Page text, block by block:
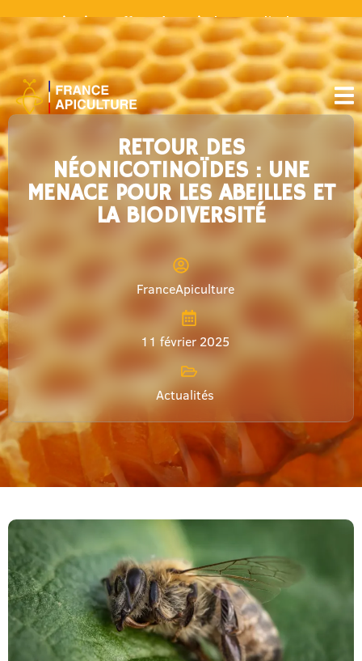
Livraison offerte à partir de 30€ d’achat
RETOUR DES
NÉONICOTINOÏDES : UNE
MENACE POUR LES ABEILLES ET
LA BIODIVERSITÉ
FranceApiculture
11 février 2025
Actualités